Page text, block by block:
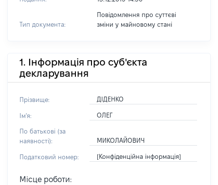
Тип документа:
Повідомлення про суттєві
зміни y майновому стані
1. Інформація про суб'єкта
декларування
Прізвище: ДІДЕНКО
Ім'я: ОЛЕГ
По батькові (за
наявності):
МИКОЛАЙОВИЧ
Податковий номер: [Конфіденційна інформація]
Місце роботи: